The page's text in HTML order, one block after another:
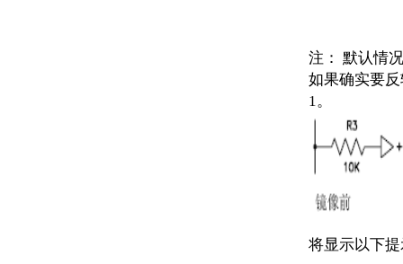
注： 默认情
如果确实要
1。
将显示以下